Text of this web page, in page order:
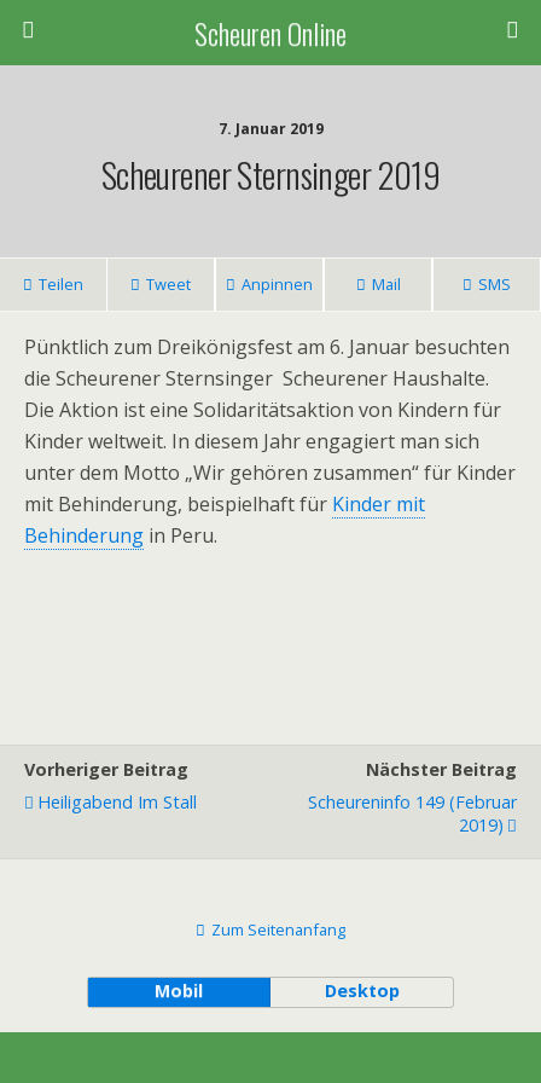
Scheuren Online
7. Januar 2019
Scheurener Sternsinger 2019
Teilen Tweet Anpinnen Mail SMS
Pünktlich zum Dreikönigsfest am 6. Januar besuchten
die Scheurener Sternsinger Scheurener Haushalte.
Die Aktion ist eine Solidaritätsaktion von Kindern für
Kinder weltweit. In diesem Jahr engagiert man sich
unter dem Motto „Wir gehören zusammen“ für Kinder
mit Behinderung, beispielhaft für Kinder mit
Behinderung in Peru.
Vorheriger Beitrag
Heiligabend Im Stall
Nächster Beitrag
Scheureninfo 149 (Februar
2019)
Zum Seitenanfang
Mobil Desktop